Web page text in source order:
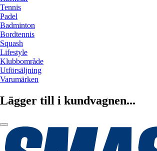
Tennis
Padel
Badminton
Bordtennis
Squash
Lifestyle
Klubbområde
Utförsäljning
Varumärken
Lägger till i kundvagnen...